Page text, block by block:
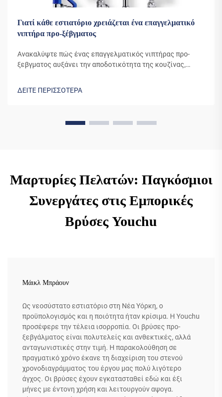
Γιατί κάθε εστιατόριο χρειάζεται ένα επαγγελματικό
νιπτήρα προ-ξέβγματος
Ανακαλύψτε πώς ένας επαγγελματικός νιπτήρας προ-
ξεβγματος αυξάνει την αποδοτικότητα της κουζίνας,
ΔΕΙΤΕ ΠΕΡΙΣΣΟΤΕΡΑ
Μαρτυρίες Πελατών: Παγκόσμιοι
Συνεργάτες στις Εμπορικές
Βρύσες Youchu
Μάικλ Μπράουν
Ως νεοσύστατο εστιατόριο στη Νέα Υόρκη, ο
προϋπολογισμός και η ποιότητα ήταν κρίσιμα. Η Youchu
προσέφερε την τέλεια ισορροπία. Οι βρύσες προ-
ξεβγάλματος είναι πολυτελείς και ανθεκτικές, αλλά
ανταγωνιστικές στην τιμή. Η παρακολούθηση σε
πραγματικό χρόνο έκανε τη διαχείριση του στενού
χρονοδιαγράμματος του έργου μας πολύ λιγότερο
άγχος. Οι βρύσες έχουν εγκατασταθεί εδώ και έξι
μήνες με έντονη χρήση και λειτουργούν αψογα.